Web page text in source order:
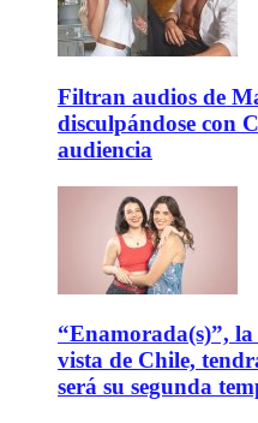
Filtran audios de
disculpándose con
audiencia
“Enamorada(s)”, la
vista de Chile,
será su segunda